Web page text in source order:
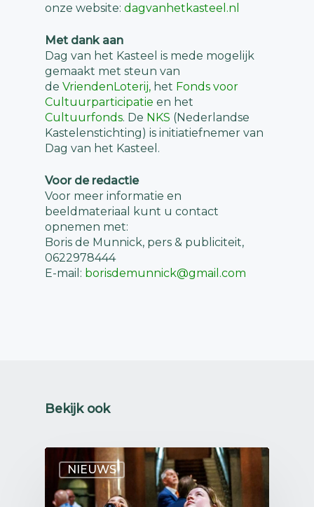
onze website:dagvanhetkasteel.nl
Met dank aan
Dag van het Kasteel is mede mogelijk
gemaakt met steun van
deVriendenLoterij, het Fonds voor
Cultuurparticipatie en het
Cultuurfonds. De NKS (Nederlandse
Kastelenstichting) is initiatiefnemer van
Dag van het Kasteel.
Voor de redactie
Voor meer informatie en
beeldmateriaal kunt u contact
opnemen met:
Boris de Munnick, pers & publiciteit,
0622978444
E-mail: borisdemunnick@gmail.com
Bekijk ook
NIEUWS